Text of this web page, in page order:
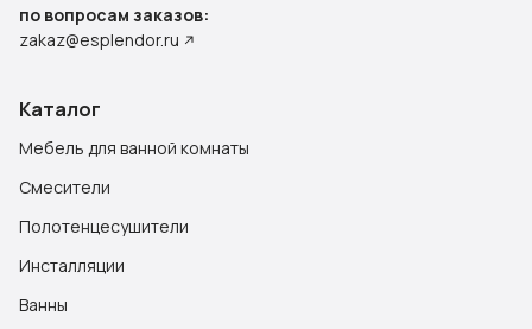
по вопросам заказов:
zakaz@esplendor.ru
Каталог
Мебель для ванной комнаты
Смесители
Полотенцесушители
Инсталляции
Ванны